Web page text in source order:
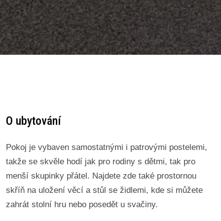
O ubytování
Pokoj je vybaven samostatnými i patrovými postelemi,
takže se skvěle hodí jak pro rodiny s dětmi, tak pro
menší skupinky přátel. Najdete zde také prostornou
skříň na uložení věcí a stůl se židlemi, kde si můžete
zahrát stolní hru nebo posedět u svačiny.